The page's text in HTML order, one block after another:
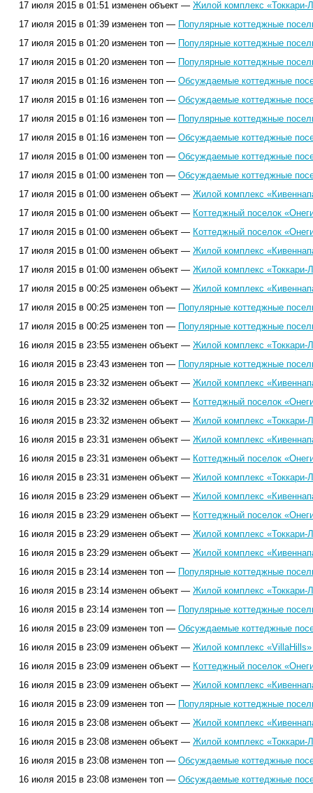
17 июля 2015 в 01:51 изменен объект — Жилой комплекс «Токкари-
17 июля 2015 в 01:39 изменен топ — Популярные коттеджные
17 июля 2015 в 01:20 изменен топ — Популярные коттеджные
17 июля 2015 в 01:20 изменен топ — Популярные коттеджные
17 июля 2015 в 01:16 изменен топ — Обсуждаемые коттеджные
17 июля 2015 в 01:16 изменен топ — Обсуждаемые коттеджные
17 июля 2015 в 01:16 изменен топ — Популярные коттеджные
17 июля 2015 в 01:16 изменен топ — Обсуждаемые коттеджные
17 июля 2015 в 01:00 изменен топ — Обсуждаемые коттеджные
17 июля 2015 в 01:00 изменен топ — Обсуждаемые коттеджные
17 июля 2015 в 01:00 изменен объект — Жилой комплекс
17 июля 2015 в 01:00 изменен объект — Коттеджный поселок
17 июля 2015 в 01:00 изменен объект — Коттеджный поселок
17 июля 2015 в 01:00 изменен объект — Жилой комплекс
17 июля 2015 в 01:00 изменен объект — Жилой комплекс «Токкари-
17 июля 2015 в 00:25 изменен объект — Жилой комплекс
17 июля 2015 в 00:25 изменен топ — Популярные коттеджные
17 июля 2015 в 00:25 изменен топ — Популярные коттеджные
16 июля 2015 в 23:55 изменен объект — Жилой комплекс «Токкари-
16 июля 2015 в 23:43 изменен топ — Популярные коттеджные
16 июля 2015 в 23:32 изменен объект — Жилой комплекс
16 июля 2015 в 23:32 изменен объект — Коттеджный поселок
16 июля 2015 в 23:32 изменен объект — Жилой комплекс «Токкари-
16 июля 2015 в 23:31 изменен объект — Жилой комплекс
16 июля 2015 в 23:31 изменен объект — Коттеджный поселок
16 июля 2015 в 23:31 изменен объект — Жилой комплекс «Токкари-
16 июля 2015 в 23:29 изменен объект — Жилой комплекс
16 июля 2015 в 23:29 изменен объект — Коттеджный поселок
16 июля 2015 в 23:29 изменен объект — Жилой комплекс «Токкари-
16 июля 2015 в 23:29 изменен объект — Жилой комплекс
16 июля 2015 в 23:14 изменен топ — Популярные коттеджные
16 июля 2015 в 23:14 изменен объект — Жилой комплекс «Токкари-
16 июля 2015 в 23:14 изменен топ — Популярные коттеджные
16 июля 2015 в 23:09 изменен топ — Обсуждаемые коттеджные
16 июля 2015 в 23:09 изменен объект — Жилой комплекс
16 июля 2015 в 23:09 изменен объект — Коттеджный поселок
16 июля 2015 в 23:09 изменен объект — Жилой комплекс
16 июля 2015 в 23:09 изменен топ — Популярные коттеджные
16 июля 2015 в 23:08 изменен объект — Жилой комплекс
16 июля 2015 в 23:08 изменен объект — Жилой комплекс «Токкари-
16 июля 2015 в 23:08 изменен топ — Обсуждаемые коттеджные
16 июля 2015 в 23:08 изменен топ — Обсуждаемые коттеджные